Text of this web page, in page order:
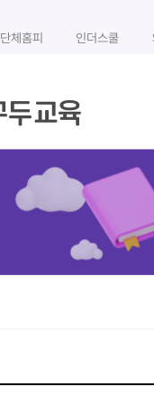
단체홈피 인더스쿨